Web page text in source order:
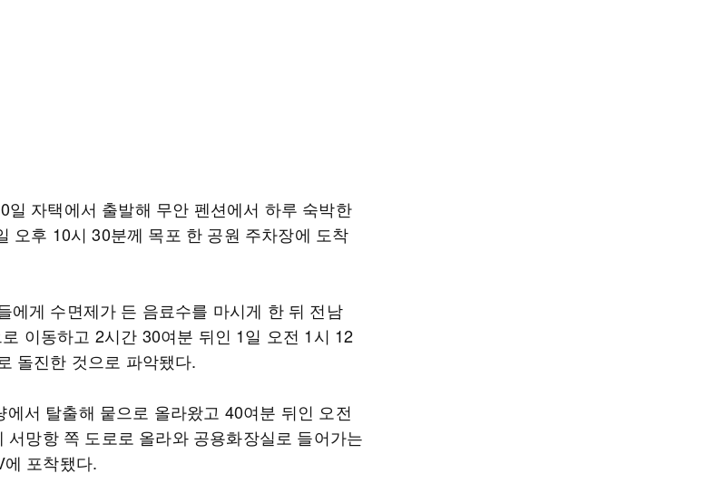
일 자택에서 출발해 무안 펜션에서 하루 숙박한
오후 10시 30분께 목포 한 공원 주차장에 도착
에게 수면제가 든 음료수를 마시게 한 뒤 전남
이동하고 2시간 30여분 뒤인 1일 오전 1시 12
돌진한 것으로 파악됐다.
에서 탈출해 뭍으로 올라왔고 40여분 뒤인 오전
서망항 쪽 도로로 올라와 공용화장실로 들어가는
포착됐다.